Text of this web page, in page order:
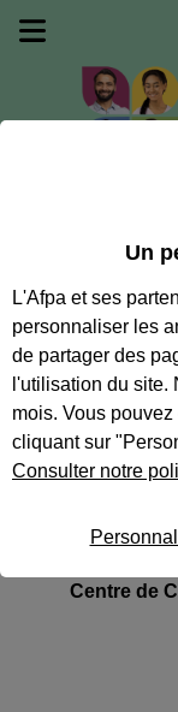
Journée
Centre-
5
recherche
Centre de
Centre de
Un
L'Afpa et ses
personnaliser les
de partager des
l'utilisation du site.
mois. Vous
cliquant sur
Consulter notre